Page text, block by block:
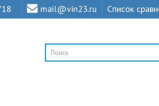
mail@vin23.ru Список